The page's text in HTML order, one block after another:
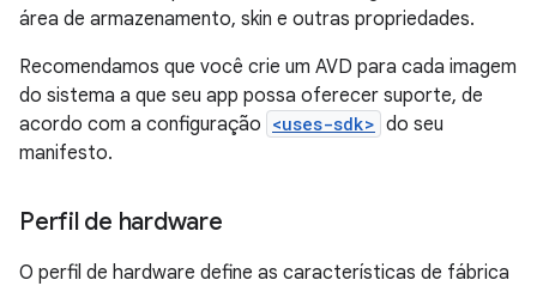
área de armazenamento, skin e outras propriedades.
Recomendamos que você crie um AVD para cada imagem
do sistema a que seu app possa oferecer suporte, de
acordo com a configuração <uses-sdk> do seu
manifesto.
Perfil de hardware
O perfil de hardware define as características de fábrica